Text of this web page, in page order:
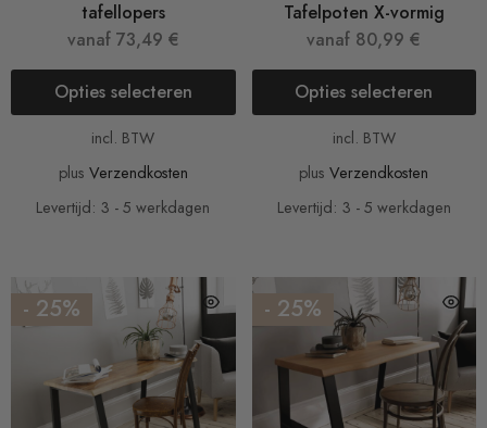
tafellopers
vanaf 73,49 €
Opties selecteren
incl. BTW
plus Verzendkosten
Levertijd: 3 - 5 werkdagen
Tafelpoten X-vormig
vanaf 80,99€
Opties selecteren
incl. BTW
plusVerzendkosten
Levertijd: 3 - 5 werkdagen
- 25% - 25%